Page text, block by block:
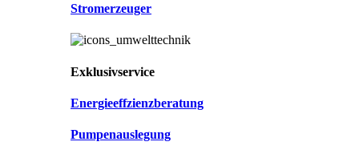
Stromerzeuger
Exklusivservice
Energieeffzienzberatung
Pumpenauslegung